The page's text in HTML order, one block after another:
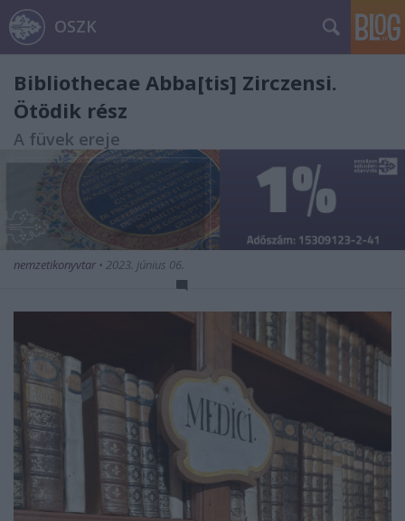
OSZK
Bibliothecae Abba[tis] Zirczensi.
Ötödik rész
A füvek ereje
nemzetikonyvtar • 2023. június 06.